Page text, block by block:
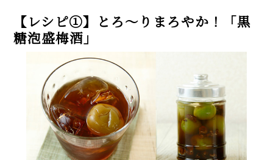
【レシピ①】とろ〜りまろやか！「黒
糖泡盛梅酒」